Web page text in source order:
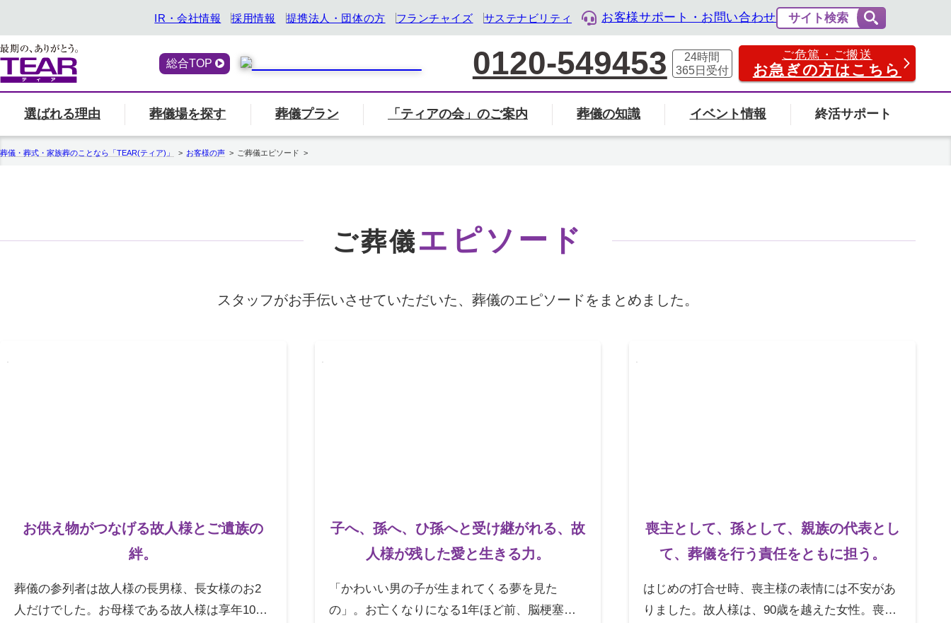
IR・会社情報 採用情報 提携法人・団体の方 フランチャイズ サステナビリティ お客様サポート・お問い合わせ サイト検索
総合TOP 0120-549453
24時間
365日 受付
ご危篤・ご搬送
お急ぎの方はこちら
選ばれる理由
選ばれる理由一覧へ
葬儀場を探す
エリア別の葬儀場一覧から探す
北海道
葬儀プラン 「ティアの会」のご案内
「ティアの会」のご案内「ティアの会」のご案内ページへ
葬儀の知識
喪主・ご遺族の方
イベント情報 終活サポート
終活サービス『トータル・ライフ・デザイン企業』として「終活」をサポート
葬儀・葬式・家族葬のことなら「TEAR(ティア)」 お客様の声 ご葬儀エピソード
ご葬儀エピソード
スタッフがお手伝いさせていただいた、葬儀のエピソードをまとめました。
お供え物がつなげる故人様とご遺族の
絆。
葬儀の参列者は故人様の長男様、長女様のお2
人だけでした。お母様である故人様は享年100
子へ、孫へ、ひ孫へと受け継がれる、故
人様が残した愛と生きる力。
「かわいい男の子が生まれてくる夢を見た
の」。お亡くなりになる1年ほど前、脳梗塞で
喪主として、孫として、親族の代表とし
て、葬儀を行う責任をともに担う。
はじめの打合せ時、喪主様の表情には不安があ
りました。故人様は、90歳を越えた女性。喪主